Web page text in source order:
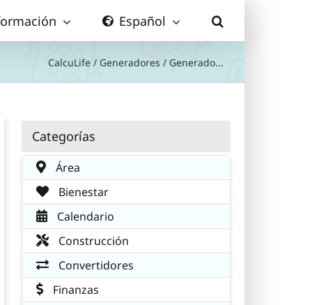
Español
CalcuLife / Generadores / Generado...
Categorías
Área
Bienestar
Calendario
Construcción
Convertidores
Finanzas